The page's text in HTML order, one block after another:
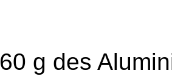
60 g des